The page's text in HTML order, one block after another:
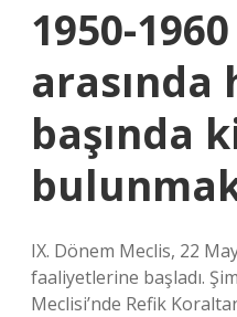
1950-
başında
IX. Dönem Meclis, 22
faaliyetlerine başladı.
Meclisi’nde Refik